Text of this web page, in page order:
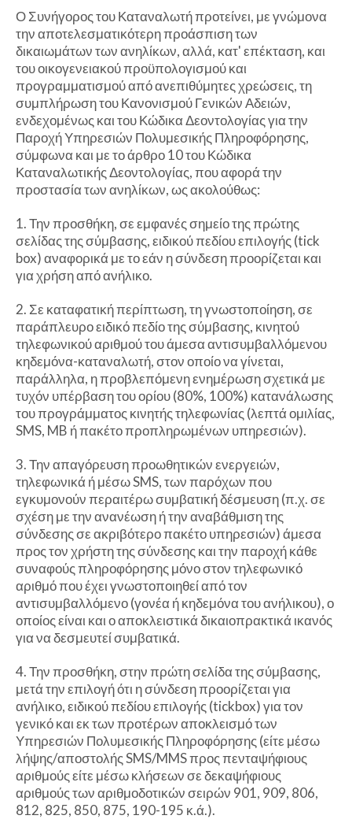
Ο Συνήγορος του Καταναλωτή προτείνει, με γνώμονα
την αποτελεσματικότερη προάσπιση των
δικαιωμάτων των ανηλίκων, αλλά, κατ' επέκταση, και
του οικογενειακού προϋπολογισμού και
προγραμματισμού από ανεπιθύμητες χρεώσεις, τη
συμπλήρωση του Κανονισμού Γενικών Αδειών,
ενδεχομένως και του Κώδικα Δεοντολογίας για την
Παροχή Υπηρεσιών Πολυμεσικής Πληροφόρησης,
σύμφωνα και με το άρθρο 10 του Κώδικα
Καταναλωτικής Δεοντολογίας, που αφορά την
προστασία των ανηλίκων, ως ακολούθως:
1. Την προσθήκη, σε εμφανές σημείο της πρώτης
σελίδας της σύμβασης, ειδικού πεδίου επιλογής (tick
box) αναφορικά με το εάν η σύνδεση προορίζεται και
για χρήση από ανήλικο.
2. Σε καταφατική περίπτωση, τη γνωστοποίηση, σε
παράπλευρο ειδικό πεδίο της σύμβασης, κινητού
τηλεφωνικού αριθμού του άμεσα αντισυμβαλλόμενου
κηδεμόνα-καταναλωτή, στον οποίο να γίνεται,
παράλληλα, η προβλεπόμενη ενημέρωση σχετικά με
τυχόν υπέρβαση του ορίου (80%, 100%) κατανάλωσης
του προγράμματος κινητής τηλεφωνίας (λεπτά ομιλίας,
SMS, MB ή πακέτο προπληρωμένων υπηρεσιών).
3. Την απαγόρευση προωθητικών ενεργειών,
τηλεφωνικά ή μέσω SMS, των παρόχων που
εγκυμονούν περαιτέρω συμβατική δέσμευση (π.χ. σε
σχέση με την ανανέωση ή την αναβάθμιση της
σύνδεσης σε ακριβότερο πακέτο υπηρεσιών) άμεσα
προς τον χρήστη της σύνδεσης και την παροχή κάθε
συναφούς πληροφόρησης μόνο στον τηλεφωνικό
αριθμό που έχει γνωστοποιηθεί από τον
αντισυμβαλλόμενο (γονέα ή κηδεμόνα του ανήλικου), ο
οποίος είναι και ο αποκλειστικά δικαιοπρακτικά ικανός
για να δεσμευτεί συμβατικά.
4. Την προσθήκη, στην πρώτη σελίδα της σύμβασης,
μετά την επιλογή ότι η σύνδεση προορίζεται για
ανήλικο, ειδικού πεδίου επιλογής (tickbox) για τον
γενικό και εκ των προτέρων αποκλεισμό των
Υπηρεσιών Πολυμεσικής Πληροφόρησης (είτε μέσω
λήψης/αποστολής SMS/MMS προς πενταψήφιους
αριθμούς είτε μέσω κλήσεων σε δεκαψήφιους
αριθμούς των αριθμοδοτικών σειρών 901, 909, 806,
812, 825, 850, 875, 190-195 κ.ά.).